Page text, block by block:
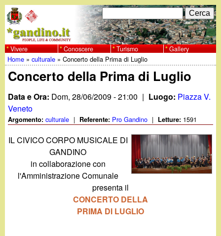
al
contenuto
principale
w
w
w
.
F
o
r
m
d
i
r
i
c
e
r
C
e
r
c
a
Vivere Conoscere Turismo Gallery
Tu
sei
qui
Home »culturale »Concerto della Prima di Luglio
Concerto della Prima di Luglio
Data e Ora: Dom, 28/06/2009 - 21:00 | Luogo: Piazza V.
Veneto
Argomento:culturale | Referente: Pro Gandino | Letture: 1591
IL CIVICO CORPO MUSICALE DI
GANDINO
in collaborazione con
l'Amministrazione Comunale
presenta il
CONCERTO DELLA
PRIMA DI LUGLIO